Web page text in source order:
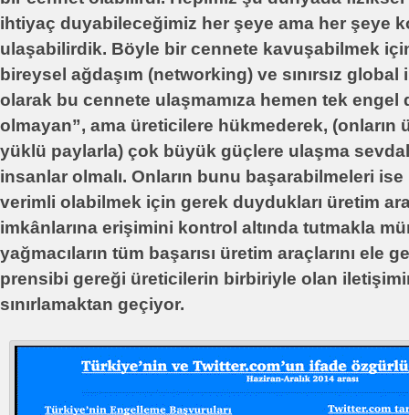
ihtiyaç duyabileceğimiz her şeye ama her şeye
ulaşabilirdik. Böyle bir cennete kavuşabilmek
bireysel ağdaşım (networking) ve sınırsız global
olarak bu cennete ulaşmamıza hemen tek engel
olmayan”, ama üreticilere hükmederek, (onların
yüklü paylarla) çok büyük güçlere ulaşma
insanlar olmalı. Onların bunu başarabilmeleri
verimli olabilmek için gerek duydukları üretim
imkânlarına erişimini kontrol altında tutmakla
yağmacıların tüm başarısı üretim araçlarını ele
prensibi gereği üreticilerin birbiriyle olan
sınırlamaktan geçiyor.